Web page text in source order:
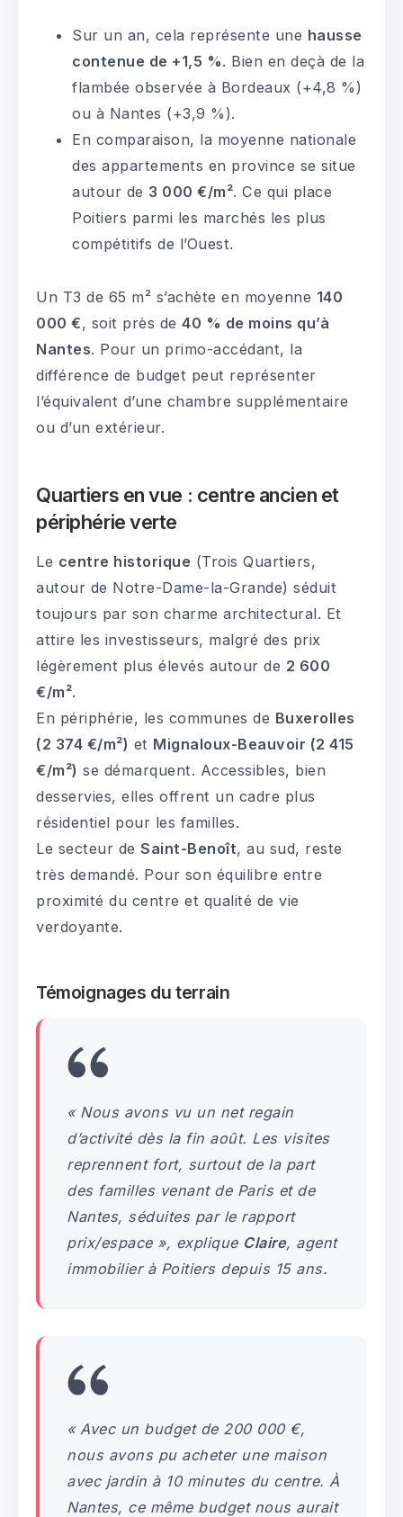
Sur un an, cela représente une hausse
contenue de +1,5 %. Bien en deçà de la
flambée observée à Bordeaux (+4,8 %)
ou à Nantes (+3,9 %).
En comparaison, la moyenne nationale
des appartements en province se situe
autour de 3 000 €/m². Ce qui place
Poitiers parmi les marchés les plus
compétitifs de l’Ouest.
Un T3 de 65 m² s’achète en moyenne 140
000 €, soit près de 40 % de moins qu’à
Nantes. Pour un primo-accédant, la
différence de budget peut représenter
l’équivalent d’une chambre supplémentaire
ou d’un extérieur.
Quartiers en vue : centre ancien et
périphérie verte
Le centre historique (Trois Quartiers,
autour de Notre-Dame-la-Grande) séduit
toujours par son charme architectural. Et
attire les investisseurs, malgré des prix
légèrement plus élevés autour de 2 600
€/m².
En périphérie, les communes de Buxerolles
(2 374 €/m²) et Mignaloux-Beauvoir (2 415
€/m²) se démarquent. Accessibles, bien
desservies, elles offrent un cadre plus
résidentiel pour les familles.
Le secteur de Saint-Benoît, au sud, reste
très demandé. Pour son équilibre entre
proximité du centre et qualité de vie
verdoyante.
Témoignages du terrain
« Nous avons vu un net regain
d’activité dès la fin août. Les visites
reprennent fort, surtout de la part
des familles venant de Paris et de
Nantes, séduites par le rapport
prix/espace », explique Claire, agent
immobilier à Poitiers depuis 15 ans.
« Avec un budget de 200 000 €,
nous avons pu acheter une maison
avec jardin à 10 minutes du centre. À
Nantes, ce même budget nous aurait